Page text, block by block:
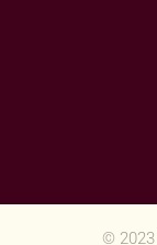
© 2023